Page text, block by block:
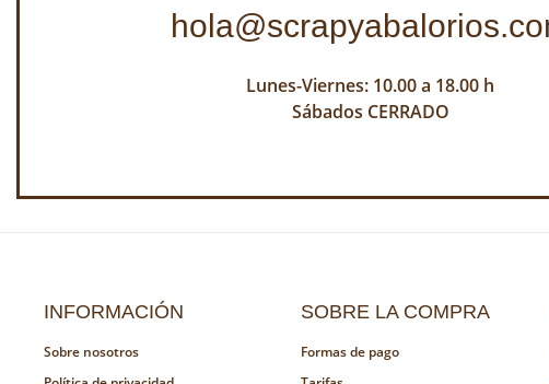
Lunes-Viernes: 10.00 a 18.00 h
Sábados CERRADO
INFORMACIÓN
Sobre nosotros
SOBRE LA COMPRA
Formas de pago